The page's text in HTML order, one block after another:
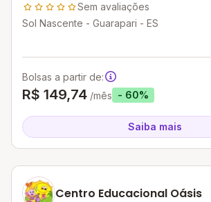
Sem avaliações
Sol Nascente - Guarapari - ES
Bolsas a partir de:
R$ 149,74 /mês - 60%
Saiba mais
Centro Educacional Oásis